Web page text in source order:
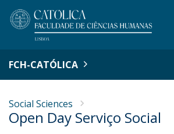
FCH-CATÓLICA
Social Sciences
Open Day Serviço Social